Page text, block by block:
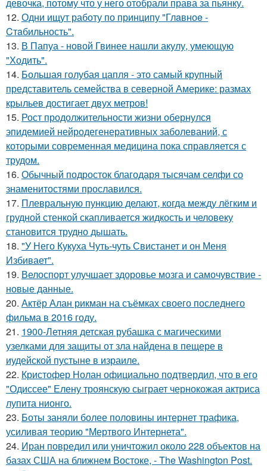
девочка, потому что у него отобрали права за пьянку.
12. Одни ищут работу по принципу "Глaвноe -
Cтaбильность".
13. В Папуа - новой Гвинее нашли акулу, умеющую
"Ходить".
14. Большая голубая цапля - это самый крупный
представитель семейства в северной Америке: размах
крыльев достигает двух метров!
15. Рост продолжительности жизни обернулся
эпидемией нейродегенеративных заболеваний, с
которыми современная медицина пока справляется с
трудом.
16. Обычный подросток благодаря тысячам селфи со
знаменитостями прославился.
17. Плевральную пункцию делают, когда между лёгким и
грудной стенкой скапливается жидкость и человеку
становится трудно дышать.
18. "У Него Кукуха Чуть-чуть Свистанет и он Меня
Избивает".
19. Велоспорт улучшает здоровье мозга и самочувствие -
новые данные.
20. Актёр Алан рикман на съёмках своего последнего
фильма в 2016 году.
21. 1900-Летняя детская рубашка с магическими
узелками для защиты от зла найдена в пещере в
иудейской пустыне в израиле.
22. Кристофер Нолан официально подтвердил, что в его
"Одиссее" Елену троянскую сыграет чернокожая актриса
лупита нионго.
23. Боты заняли более половины интернет трафика,
усиливая теорию "Мертвого Интернета".
24. Иран повредил или уничтожил около 228 объектов на
базах США на ближнем Востоке, - The Washington Post.